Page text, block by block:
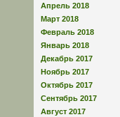
Апрель 2018
Март 2018
Февраль 2018
Январь 2018
Декабрь 2017
Ноябрь 2017
Октябрь 2017
Сентябрь 2017
Август 2017